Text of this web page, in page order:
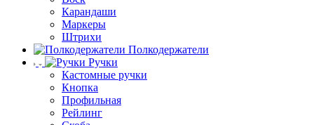
Карандаши
Маркеры
Штрихи
Полкодержатели
Ручки
Кастомные ручки
Кнопка
Профильная
Рейлинг